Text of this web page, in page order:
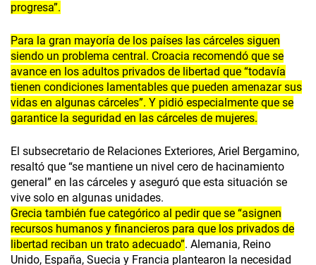
progresa”.
Para la gran mayoría de los países las cárceles siguen
siendo un problema central. Croacia recomendó que se
avance en los adultos privados de libertad que “todavía
tienen condiciones lamentables que pueden amenazar sus
vidas en algunas cárceles”. Y pidió especialmente que se
garantice la seguridad en las cárceles de mujeres.
El subsecretario de Relaciones Exteriores, Ariel Bergamino,
resaltó que “se mantiene un nivel cero de hacinamiento
general” en las cárceles y aseguró que esta situación se
vive solo en algunas unidades.
Grecia también fue categórico al pedir que se “asignen
recursos humanos y financieros para que los privados de
libertad reciban un trato adecuado”. Alemania, Reino
Unido, España, Suecia y Francia plantearon la necesidad